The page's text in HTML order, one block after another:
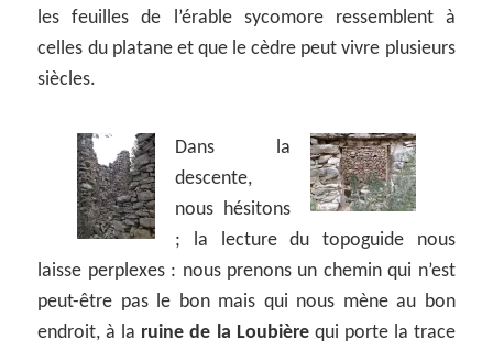
les feuilles de l’érable sycomore ressemblent à
celles du platane et que le cèdre peut vivre plusieurs
siècles.
Dans la
descente,
nous hésitons
; la lecture du topoguide nous
laisse perplexes : nous prenons un chemin qui n’est
peut-être pas le bon mais qui nous mène au bon
endroit, à la ruine de la Loubièrequi porte la trace